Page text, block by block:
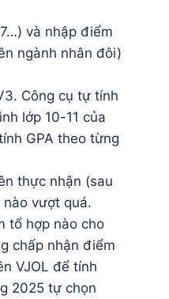
và nhập điểm
ngành nhân đôi)
Công cụ tự tính
lớp 10-11 của
GPA theo từng
thực nhận (sau
vượt quá.
tổ hợp nào cho
chấp nhận điểm
VJOL để tính
2025 tự chọn